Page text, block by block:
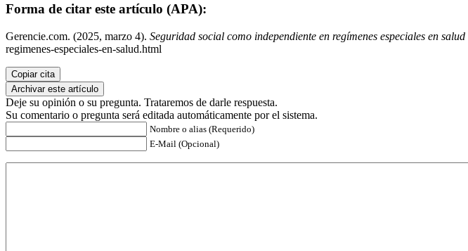
Forma de citar este artículo (APA):
Gerencie.com. (2025, marzo 4). Seguridad social como independiente en regímenes especiales en salud
regimenes-especiales-en-salud.html
Copiar cita
Archivar este artículo
Deje su opinión o su pregunta. Trataremos de darle respuesta.
Su comentario o pregunta será editada automáticamente por el sistema.
Nombre o alias (Requerido)
E-Mail (Opcional)